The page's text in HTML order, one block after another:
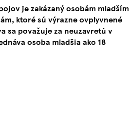
je zakázaný osobám mladším
ktoré sú výrazne ovplyvnené
sa považuje za neuzavretú v
osoba mladšia ako 18